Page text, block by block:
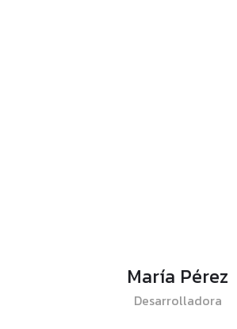
María Pérez
Desarrolladora